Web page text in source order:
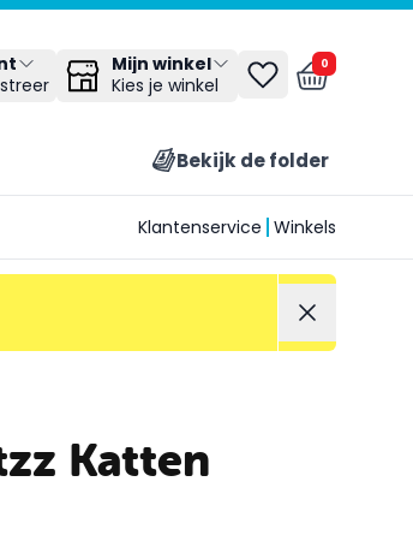
Mijn winkel
Kies je winkel
0
Bekijk de folder
Klantenservice Winkels
Katten